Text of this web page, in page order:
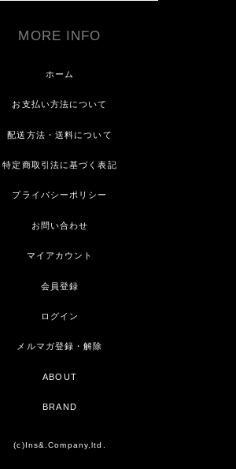
MORE INFO
ホーム
お支払い方法について
配送方法・送料について
特定商取引法に基づく表記
プライバシーポリシー
お問い合わせ
マイアカウント
会員登録
ログイン
メルマガ登録・解除
ABOUT
BRAND
(c)Ins&.Company,ltd.